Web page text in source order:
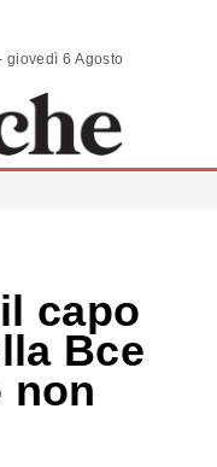
ANALISI | COMMENTI | SCENARI - giovedì 6 Agosto 2026
capo
Bce
non